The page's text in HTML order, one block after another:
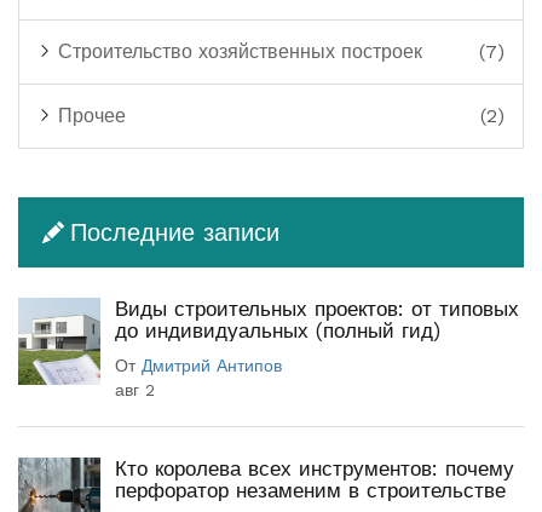
Строительство хозяйственных построек (7)
Прочее (2)
Последние записи
Виды строительных проектов: от типовых
до индивидуальных (полный гид)
От Дмитрий Антипов
авг 2
Кто королева всех инструментов: почему
перфоратор незаменим в строительстве